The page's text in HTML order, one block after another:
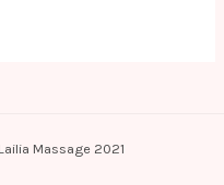
Massage 2021